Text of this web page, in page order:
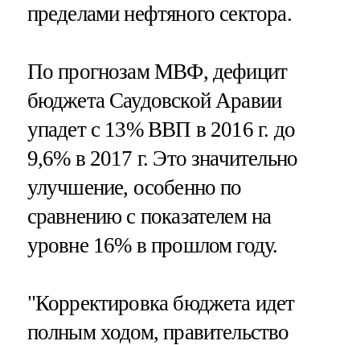
пределами нефтяного сектора.
По прогнозам МВФ, дефицит
бюджета Саудовской Аравии
упадет с 13% ВВП в 2016 г. до
9,6% в 2017 г. Это значительно
улучшение, особенно по
сравнению с показателем на
уровне 16% в прошлом году.
"Корректировка бюджета идет
полным ходом, правительство